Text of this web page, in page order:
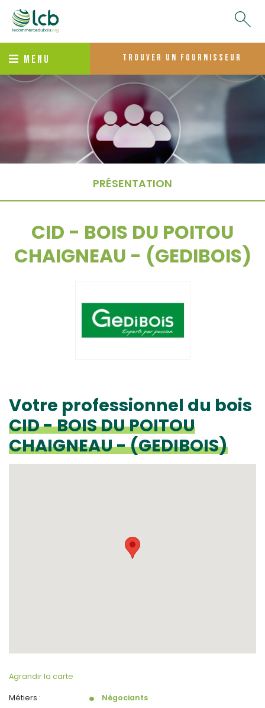
MENU trouver un fournisseur
PRÉSENTATION
CID - BOIS DU POITOU
CHAIGNEAU - (GEDIBOIS)
Votre professionnel du bois
CID - BOIS DU POITOU
CHAIGNEAU - (GEDIBOIS)
Agrandir la carte
Métiers : Négociants